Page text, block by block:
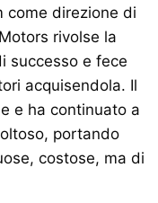
come direzione di
rivolse la
successo e fece
acquisendola. Il
e ha continuato a
portando
costose, ma di